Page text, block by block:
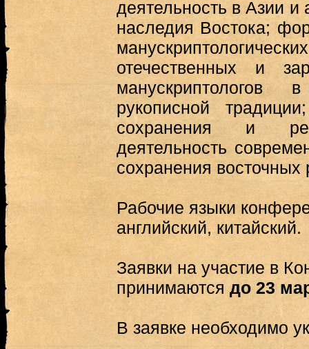
деятельность в Азии и
наследия Востока;
отечественных и
манускриптологов
рукописной
сохранения и
деятельность
сохранения восточных
Рабочие языки
английский, китайский.
Заявки на участие в
принимаются до 23
В заявке необходимо